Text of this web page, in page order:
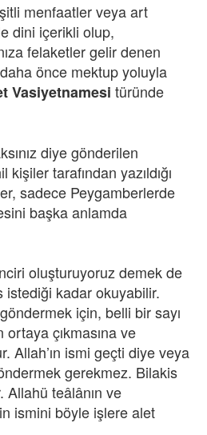
menfaatler veya art
dini içerikli olup,
felaketler gelir denen
önce mektup yoluyla
Vasiyetnamesi türünde
diye gönderilen
tarafından yazıldığı
sadece Peygamberlerde
başka anlamda
oluşturuyoruz demek de
istediği kadar okuyabilir.
için, belli bir sayı
çıkmasına ve
Allah’ın ismi geçti diye veya
gerekmez. Bilakis
teâlânın ve
ismini böyle işlere alet